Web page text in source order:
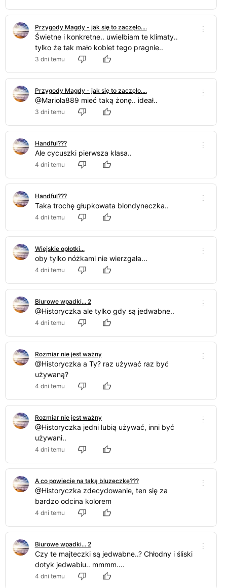
Przygody Magdy - jak się to zaczęło....
Świetne i konkretne.. uwielbiam te klimaty..
tylko że tak mało kobiet tego pragnie..
3 dni temu
Przygody Magdy - jak się to zaczęło....
@Mariola889 mieć taką żonę.. ideał..
3 dni temu
Handful???
Ale cycuszki pierwsza klasa..
4 dni temu
Handful???
Taka trochę głupkowata blondyneczka..
4 dni temu
Wiejskie opłotki...
oby tylko nóżkami nie wierzgała...
4 dni temu
Biurowe wpadki... 2
@Historyczka ale tylko gdy są jedwabne..
4 dni temu
Rozmiar nie jest ważny
@Historyczka a Ty? raz używać raz być
używaną?
4 dni temu
Rozmiar nie jest ważny
@Historyczka jedni lubią używać, inni być
używani..
4 dni temu
A co powiecie na taką bluzeczkę???
@Historyczka zdecydowanie, ten się za
bardzo odcina kolorem
4 dni temu
Biurowe wpadki... 2
Czy te majteczki są jedwabne..? Chłodny i śliski
dotyk jedwabiu.. mmmm….
4 dni temu